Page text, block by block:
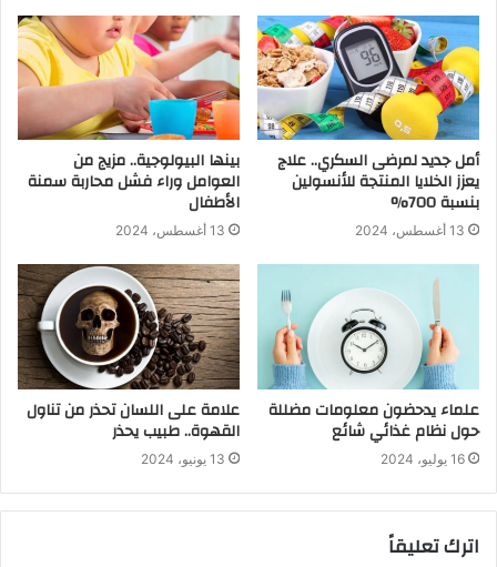
أمل جديد لمرضى السكري.. علاج
يعزز الخلايا المنتجة للأنسولين
بنسبة 700%
13 أغسطس، 2024
بينها البيولوجية.. مزيج من
العوامل وراء فشل محاربة سمنة
الأطفال
13 أغسطس، 2024
علماء يدحضون معلومات مضللة
حول نظام غذائي شائع
16 يوليو، 2024
علامة على اللسان تحذر من تناول
القهوة.. طبيب يحذر
13 يونيو، 2024
اترك تعليقاً